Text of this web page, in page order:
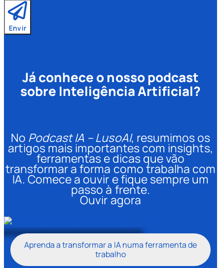
Envir
Já conhece o nosso podcast
sobre Inteligência Artificial?
No Podcast IA – LusoAI, resumimos os
artigos mais importantes com insights,
ferramentas e dicas que vão
transformar a forma como trabalha com
IA. Comece a ouvir e fique sempre um
passo à frente.
Ouvir agora
Aprenda a transformar a IA numa ferramenta de
trabalho